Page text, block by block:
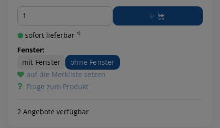
Menge
sofort lieferbar ¹⁾
Fenster:
mit Fenster
ohne Fenster
auf die Merkliste setzen
Frage zum Produkt
2 Angebote verfügbar